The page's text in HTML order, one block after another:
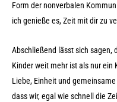
Form der nonverbalen
ich genieße es, Zeit mit dir zu
Abschließend lässt sich sagen,
Kinder weit mehr ist als nur ein
Liebe, Einheit und
dass wir, egal wie schnell die